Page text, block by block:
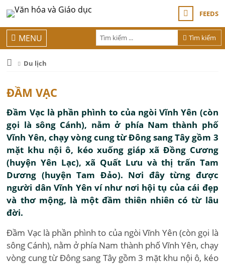
FEEDS
Tìm kiếm
MENU
Du lịch
ĐẦM VẠC
Đầm Vạc là phần phình to của ngòi Vĩnh Yên (còn
gọi là sông Cánh), nằm ở phía Nam thành phố
Vĩnh Yên, chạy vòng cung từ Đông sang Tây gồm 3
mặt khu nội ô, kéo xuống giáp xã Đồng Cương
(huyện Yên Lạc), xã Quất Lưu và thị trấn Tam
Dương (huyện Tam Đảo). Nơi đây từng được
người dân Vĩnh Yên ví như nơi hội tụ của cái đẹp
và thơ mộng, là một đầm thiên nhiên có từ lâu
đời.
Đầm Vạc là phần phình to của ngòi Vĩnh Yên (còn gọi là
sông Cánh), nằm ở phía Nam thành phố Vĩnh Yên, chạy
vòng cung từ Đông sang Tây gồm 3 mặt khu nội ô, kéo